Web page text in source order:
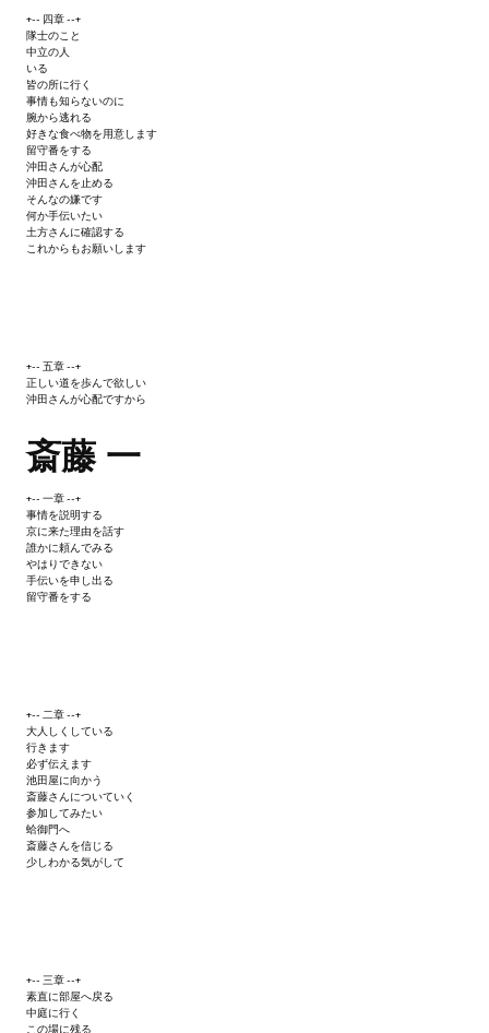
Titan Quest Immortal Throne
Ведьмак 1
Ведьмак 2
Ведьмак 3
ЦИФРОВЫЕ КОМИКСЫ
EURO comics
ЧС
WALKTHROUGH VN
PC 18+
PC 12-17
PC Otome VN
PS3 VN
PS2 VN
PS1 VN
PC FX VN
HD REMASTERS (FAN EDITION) (HDリマスター（ファン・エディション）)
+-- 四章 --+
隊士のこと
中立の人
いる
皆の所に行く
事情も知らないのに
腕から逃れる
好きな食べ物を用意します
留守番をする
沖田さんが心配
沖田さんを止める
そんなの嫌です
何か手伝いたい
土方さんに確認する
これからもお願いします
+-- 五章 --+
正しい道を歩んで欲しい
沖田さんが心配ですから
斎藤 一
+-- 一章 --+
事情を説明する
京に来た理由を話す
誰かに頼んでみる
やはりできない
手伝いを申し出る
留守番をする
+-- 二章 --+
大人しくしている
行きます
必ず伝えます
池田屋に向かう
斎藤さんについていく
参加してみたい
蛤御門へ
斎藤さんを信じる
少しわかる気がして
+-- 三章 --+
素直に部屋へ戻る
中庭に行く
この場に残る